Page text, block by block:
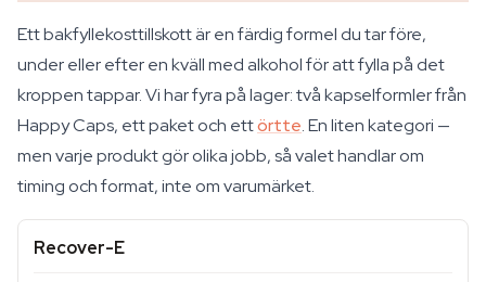
Ett bakfyllekosttillskott är en färdig formel du tar före,
under eller efter en kväll med alkohol för att fylla på det
kroppen tappar. Vi har fyra på lager: två kapselformler från
Happy Caps, ett paket och ettörtte. En liten kategori —
men varje produkt gör olika jobb, så valet handlar om
timing och format, inte om varumärket.
Recover-E